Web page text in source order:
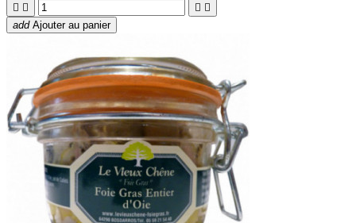
   
add Ajouter au panier